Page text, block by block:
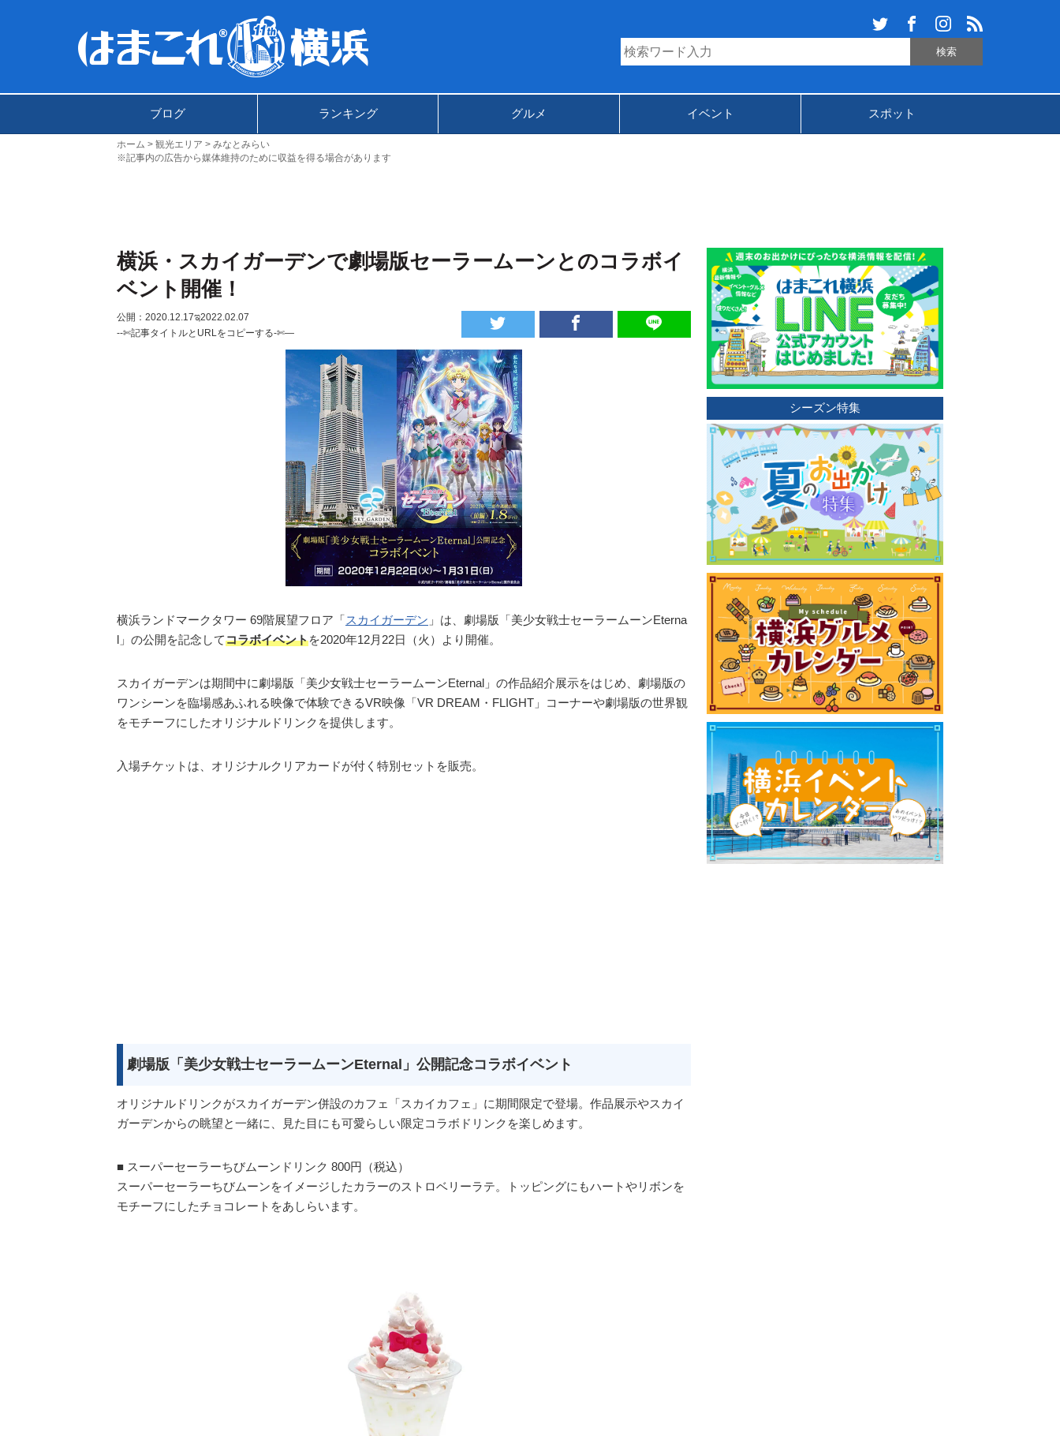
ブログ ランキング グルメ イベント スポット
ホーム 観光エリア
みなとみらい
※記事内の広告から媒体維持のために収益を得る場合があります
横浜・スカイガーデンで劇場版セーラームーンとのコラボイ
ベント開催！
公開：2020.12.17ಇ2022.02.07
--✄記事タイトルとURLをコピーする-✄—
横浜ランドマークタワー 69階展望フロア「スカイガーデン 」は、劇場版「美少女戦士セーラームーンEterna
l」の公開を記念してコラボイベントを2020年12月22日（火）より開催。
スカイガーデンは期間中に劇場版「美少女戦士セーラームーンEternal」の作品紹介展示をはじめ、劇場版の
ワンシーンを臨場感あふれる映像で体験できるVR映像「VR DREAM・FLIGHT」コーナーや劇場版の世界観
をモチーフにしたオリジナルドリンクを提供します。
入場チケットは、オリジナルクリアカードが付く特別セットを販売。
劇場版「美少女戦士セーラームーンEternal」公開記念コラボイベント
オリジナルドリンクがスカイガーデン併設のカフェ「スカイカフェ」に期間限定で登場。作品展示やスカイ
ガーデンからの眺望と一緒に、見た目にも可愛らしい限定コラボドリンクを楽しめます。
■ スーパーセーラーちびムーンドリンク 800円（税込）
スーパーセーラーちびムーンをイメージしたカラーのストロベリーラテ。トッピングにもハートやリボンを
モチーフにしたチョコレートをあしらいます。
シーズン特集